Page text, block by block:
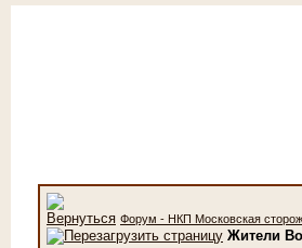
Форум - НКП Московская
Жители